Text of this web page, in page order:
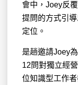
會中，Joey反
提問的方式引
定位。
是趟邀請Joey
12問對獨立經
位知識型工作